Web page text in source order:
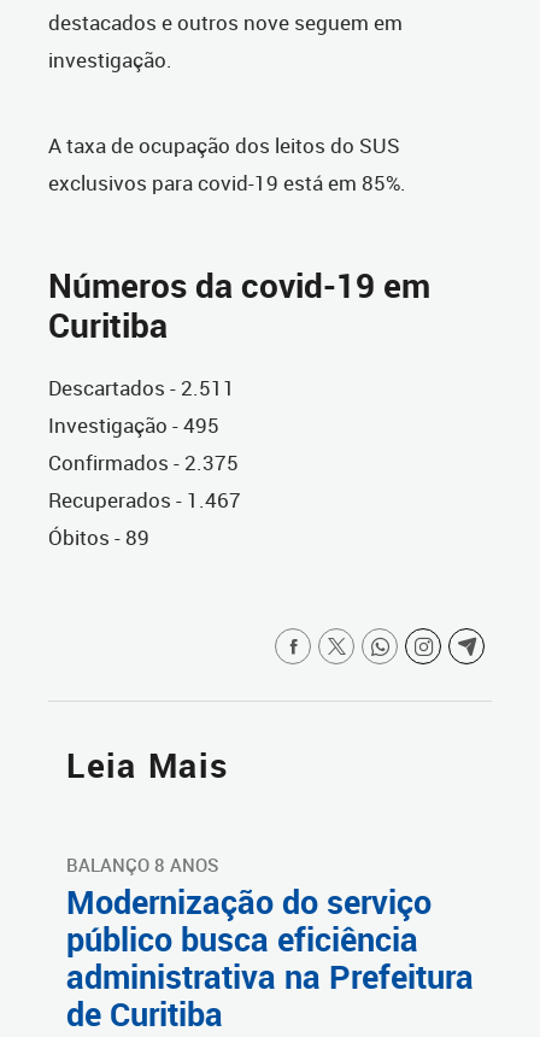
destacados e outros nove seguem em
investigação.
A taxa de ocupação dos leitos do SUS
exclusivos para covid-19 está em 85%.
Números da covid-19 em
Curitiba
Descartados - 2.511
Investigação - 495
Confirmados - 2.375
Recuperados - 1.467
Óbitos - 89
Leia Mais
BALANÇO 8 ANOS
Modernização do serviço
público busca eficiência
administrativa na Prefeitura
de Curitiba